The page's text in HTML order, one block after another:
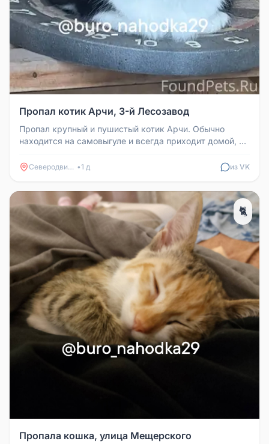
Пропал котик Арчи, 3-й Лесозавод
Пропал крупный и пушистый котик Арчи. Обычно
находится на самовыгуле и всегда приходит домой, но
Северодвинск •1 д из VK
🐈
Пропала кошка, улица Мещерского